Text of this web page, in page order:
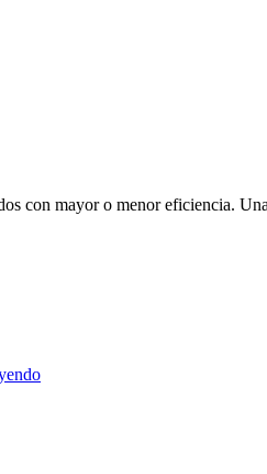
con mayor o menor eficiencia.